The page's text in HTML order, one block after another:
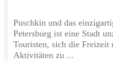
Puschkin und das
Petersburg ist eine Stadt
Touristen, sich die Freizeit
Aktivitäten zu ...